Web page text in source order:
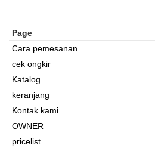
Page
Cara pemesanan
cek ongkir
Katalog
keranjang
Kontak kami
OWNER
pricelist